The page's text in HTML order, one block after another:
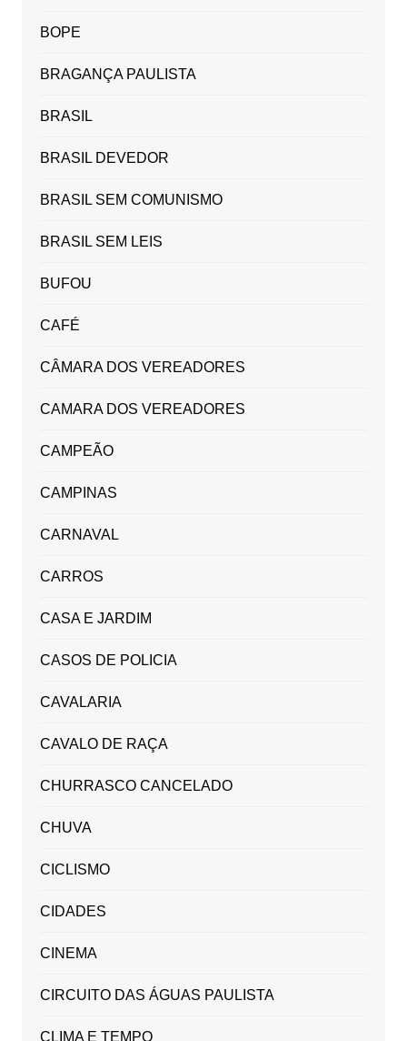
BOPE
BRAGANÇA PAULISTA
BRASIL
BRASIL DEVEDOR
BRASIL SEM COMUNISMO
BRASIL SEM LEIS
BUFOU
CAFÉ
CÂMARA DOS VEREADORES
CAMARA DOS VEREADORES
CAMPEÃO
CAMPINAS
CARNAVAL
CARROS
CASA E JARDIM
CASOS DE POLICIA
CAVALARIA
CAVALO DE RAÇA
CHURRASCO CANCELADO
CHUVA
CICLISMO
CIDADES
CINEMA
CIRCUITO DAS ÁGUAS PAULISTA
CLIMA E TEMPO